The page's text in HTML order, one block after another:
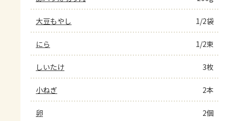
大豆もやし 1/2袋
にら 1/2束
しいたけ 3枚
小ねぎ 2本
卵 2個